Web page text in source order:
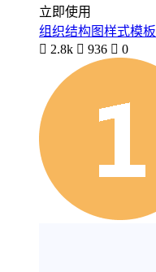
立即使用
组织结构图样式模板
 2.8k  936  0